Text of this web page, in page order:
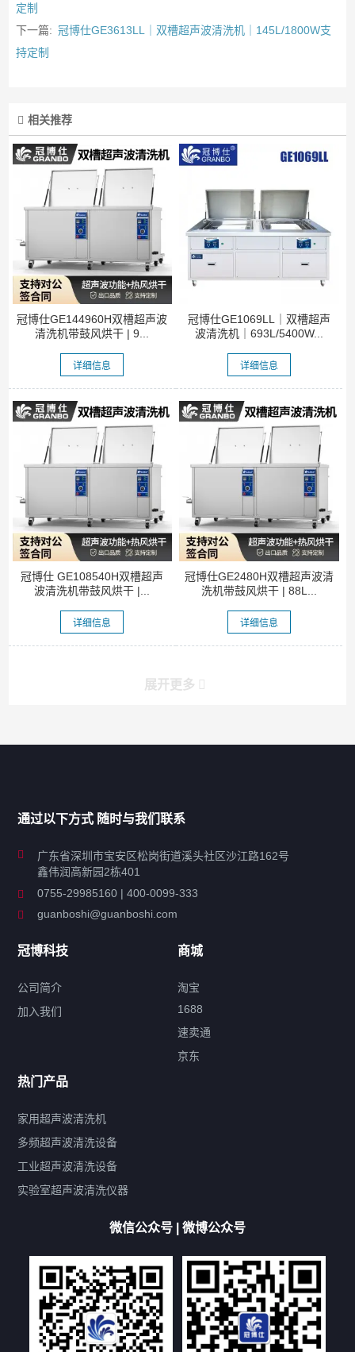
定制
下一篇: 冠博仕GE3613LL｜双槽超声波清洗机｜145L/1800W支
持定制
相关推荐
冠博仕GE144960H双槽超声波
清洗机带鼓风烘干 | 9...
详细信息
冠博仕GE1069LL｜双槽超声
波清洗机｜693L/5400W...
详细信息
冠博仕 GE108540H双槽超声
波清洗机带鼓风烘干 |...
详细信息
冠博仕GE2480H双槽超声波清
洗机带鼓风烘干 | 88L...
详细信息
展开更多
工业超声波清洗设备
特种超声波洗净产品
超声波配件
产品标签
鼓泡 升降 抛动
带加热
功率可调
双波脱气
机械旋钮系列
厨具清洗机
超声波振板
高尔夫球杆清洗机
大型单槽带过滤系列
全自动/半自动系列
客户定制非标机参考
双槽三槽四槽五槽多槽系列
轮胎清洗机
多频 扫频
文章标签
通过以下方式 随时与我们联系
广东省深圳市宝安区松岗街道溪头社区沙江路162号
鑫伟润高新园2栋401
0755-29985160 | 400-0099-333
guanboshi@guanboshi.com
冠博科技
公司简介
加入我们
商城
淘宝
1688
速卖通
京东
热门产品
家用超声波清洗机
多频超声波清洗设备
工业超声波清洗设备
实验室超声波清洗仪器
微信公众号 | 微博公众号